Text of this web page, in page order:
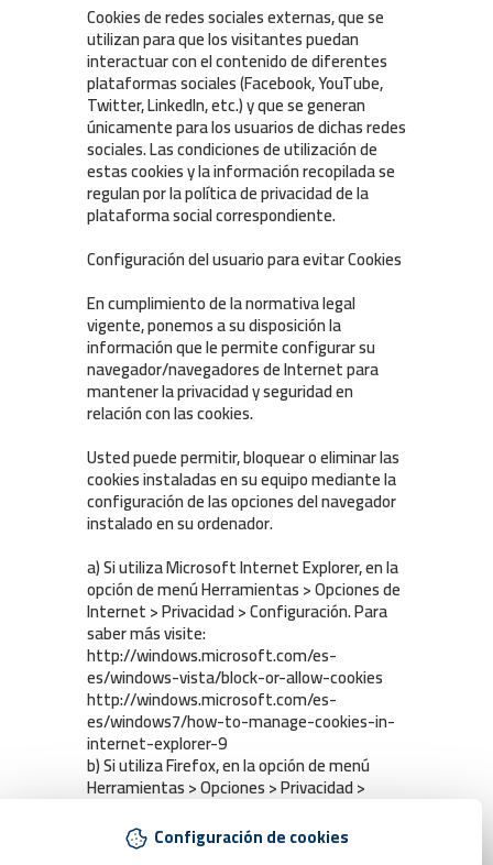
Configuración de cookies
Cookies de redes sociales externas, que se
utilizan para que los visitantes puedan
interactuar con el contenido de diferentes
plataformas sociales (Facebook, YouTube,
Twitter, LinkedIn, etc.) y que se generan
únicamente para los usuarios de dichas redes
sociales. Las condiciones de utilización de
estas cookies y la información recopilada se
regulan por la política de privacidad de la
plataforma social correspondiente.
Configuración del usuario para evitar Cookies
En cumplimiento de la normativa legal
vigente, ponemos a su disposición la
información que le permite configurar su
navegador/navegadores de Internet para
mantener la privacidad y seguridad en
relación con las cookies.
Usted puede permitir, bloquear o eliminar las
cookies instaladas en su equipo mediante la
configuración de las opciones del navegador
instalado en su ordenador.
a) Si utiliza Microsoft Internet Explorer, en la
opción de menú Herramientas > Opciones de
Internet > Privacidad > Configuración. Para
saber más visite:
http://windows.microsoft.com/es-
es/windows-vista/block-or-allow-cookies
http://windows.microsoft.com/es-
es/windows7/how-to-manage-cookies-in-
internet-explorer-9
b) Si utiliza Firefox, en la opción de menú
Herramientas > Opciones > Privacidad >
http://support.mozilla.org/es/kb/habilitar-y-
deshabilitar-cookies-que-los-sitios-we